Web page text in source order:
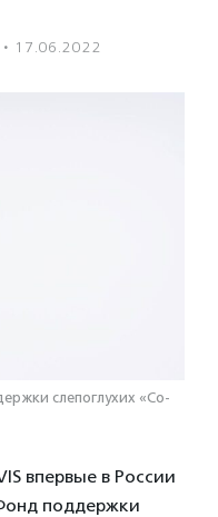
· 17.06.2022
слепоглухих «Со-
впервые в России
поддержки